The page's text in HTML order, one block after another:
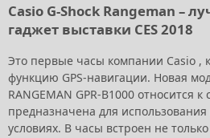
Casio G-Shock Rangeman –
гаджет выставки CES 2018
Это первые часы компании Casio ,
функцию GPS-навигации. Новая
RANGEMAN GPR-B1000 относится
предназначена для
условиях. В часы встроен не